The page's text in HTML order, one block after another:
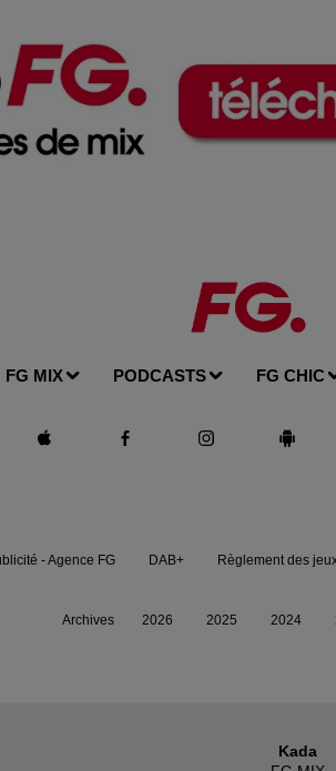
FG MIX PODCASTS FG CHIC
Kada
- Agence FG DAB+ Règlement des
Archives 2026 2025 2024